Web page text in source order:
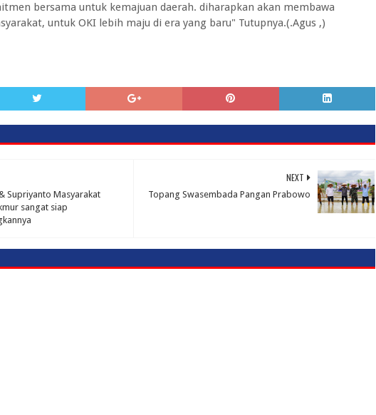
bersama untuk kemajuan daerah. diharapkan akan membawa
untuk OKI lebih maju di era yang baru" Tutupnya.(.Agus ,)
NEXT
Topang Swasembada Pangan Prabowo
Supriyanto Masyarakat
sangat siap